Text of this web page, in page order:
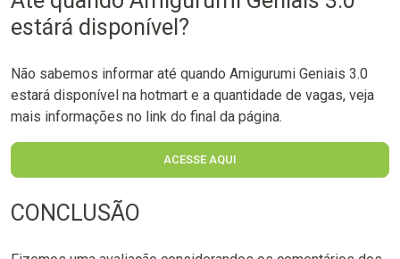
estárá disponível?
Não sabemos informar até quando Amigurumi Geniais 3.0
estará disponível na hotmart e a quantidade de vagas, veja
mais informações no link do final da página.
ACESSE AQUI
CONCLUSÃO